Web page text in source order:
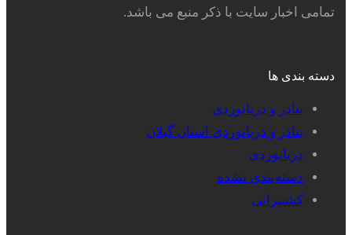
تمامی اخبار سایت با ذکر منبع می باشد.
دسته بندی ها
بنادر و دریانوردی
بنادر و دریانوردی استان گیلان
دریانوردی
دسته‌بندی نشده
کشتیرانی